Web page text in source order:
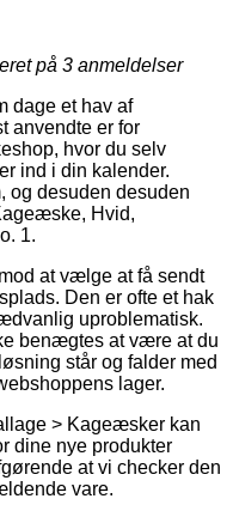
på 3 anmeldelser
dage et hav af
anvendte er for
hvor du selv
ind i din kalender.
og desuden desuden
Hvid,
1.
at vælge at få sendt
Den er ofte et hak
uproblematisk.
benægtes at være at du
står og falder med
lager.
> Kageæsker kan
dine nye produkter
at vi checker den
vare.